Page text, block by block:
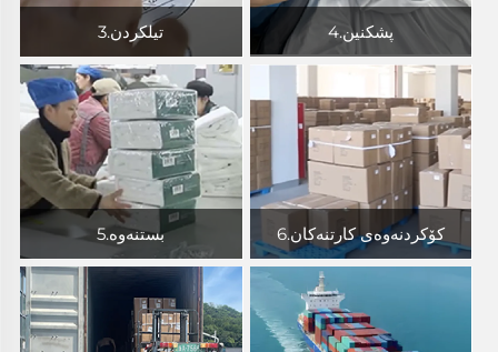
3.تیلکردن 4.پشکنین
5.بستنەوە 6.کۆکردنەوەی کارتنەکان